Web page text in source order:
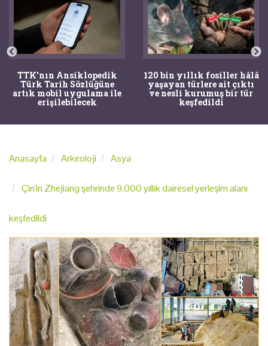
TTK'nın Ansiklopedik
Türk Tarih Sözlüğüne
artık mobil uygulama ile
erişilebilecek
120 bin yıllık fosiller hâlâ
yaşayan türlere ait çıktı
ve nesli kurumuş bir tür
keşfedildi
Anasayfa Arkeoloji Asya
Çin'in Zhejiang şehrinde 9.000 yıllık dairesel yerleşim alanı
keşfedildi